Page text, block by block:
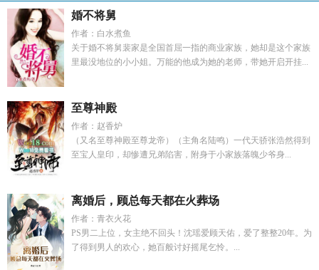
婚不将舅
作者：白水煮鱼
关于婚不将舅裴家是全国首屈一指的商业家族，她却是这个家族
里最没地位的小小姐。万能的他成为她的老师，带她开启开挂...
至尊神殿
作者：赵香炉
（又名至尊神殿至尊龙帝）（主角名陆鸣）一代天骄张浩然得到
至宝人皇印，却惨遭兄弟陷害，附身于小家族落魄少爷身...
离婚后，顾总每天都在火葬场
作者：青衣火花
PS男二上位，女主绝不回头！沈瑶爱顾天佑，爱了整整20年。为
了得到男人的欢心，她百般讨好摇尾乞怜。...